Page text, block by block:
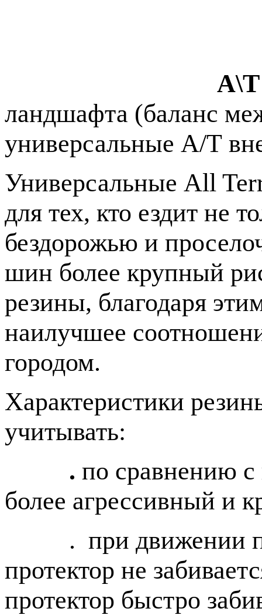
А\T (All
ландшафта (баланс
универсальные А/Т
Универсальные All
для тех, кто ездит не
бездорожью и
шин более крупный
резины, благодаря
наилучшее
городом.
Характеристики
учитывать:
. по сравнению
более агрессивный и
. при движении по
протектор не
протектор быстро